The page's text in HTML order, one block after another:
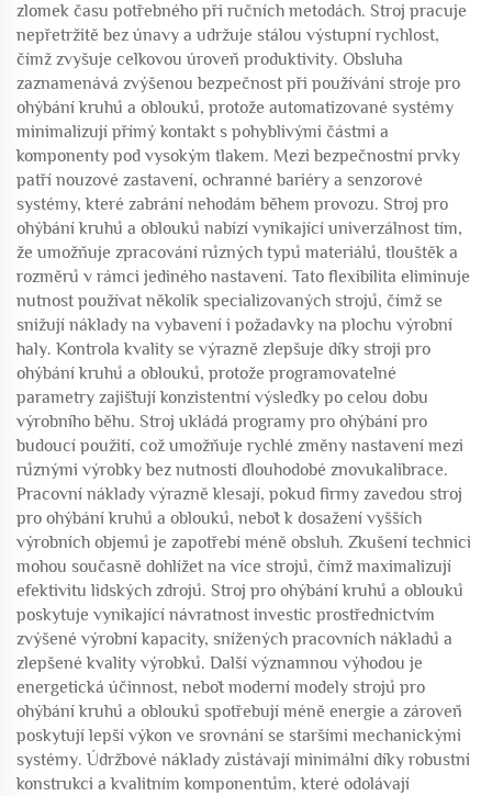
zlomek času potřebného při ručních metodách. Stroj pracuje
nepřetržitě bez únavy a udržuje stálou výstupní rychlost,
čímž zvyšuje celkovou úroveň produktivity. Obsluha
zaznamenává zvýšenou bezpečnost při používání stroje pro
ohýbání kruhů a oblouků, protože automatizované systémy
minimalizují přímý kontakt s pohyblivými částmi a
komponenty pod vysokým tlakem. Mezi bezpečnostní prvky
patří nouzové zastavení, ochranné bariéry a senzorové
systémy, které zabrání nehodám během provozu. Stroj pro
ohýbání kruhů a oblouků nabízí vynikající univerzálnost tím,
že umožňuje zpracování různých typů materiálů, tlouštěk a
rozměrů v rámci jediného nastavení. Tato flexibilita eliminuje
nutnost používat několik specializovaných strojů, čímž se
snižují náklady na vybavení i požadavky na plochu výrobní
haly. Kontrola kvality se výrazně zlepšuje díky stroji pro
ohýbání kruhů a oblouků, protože programovatelné
parametry zajišťují konzistentní výsledky po celou dobu
výrobního běhu. Stroj ukládá programy pro ohýbání pro
budoucí použití, což umožňuje rychlé změny nastavení mezi
různými výrobky bez nutnosti dlouhodobé znovukalibrace.
Pracovní náklady výrazně klesají, pokud firmy zavedou stroj
pro ohýbání kruhů a oblouků, neboť k dosažení vyšších
výrobních objemů je zapotřebí méně obsluh. Zkušení technici
mohou současně dohlížet na více strojů, čímž maximalizují
efektivitu lidských zdrojů. Stroj pro ohýbání kruhů a oblouků
poskytuje vynikající návratnost investic prostřednictvím
zvýšené výrobní kapacity, snížených pracovních nákladů a
zlepšené kvality výrobků. Další významnou výhodou je
energetická účinnost, neboť moderní modely strojů pro
ohýbání kruhů a oblouků spotřebují méně energie a zároveň
poskytují lepší výkon ve srovnání se staršími mechanickými
systémy. Údržbové náklady zůstávají minimální díky robustní
konstrukci a kvalitním komponentům, které odolávají